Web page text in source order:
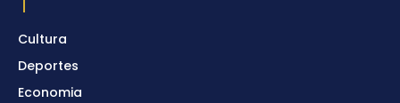
Cultura
Deportes
Economia